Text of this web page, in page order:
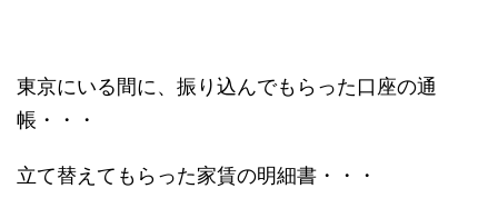
東京にいる間に、振り込んでもらった口座の通
帳・・・
立て替えてもらった家賃の明細書・・・